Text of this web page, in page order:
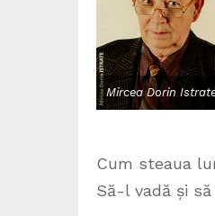
Mircea Dorin
Cum steaua
Să-l vadă și